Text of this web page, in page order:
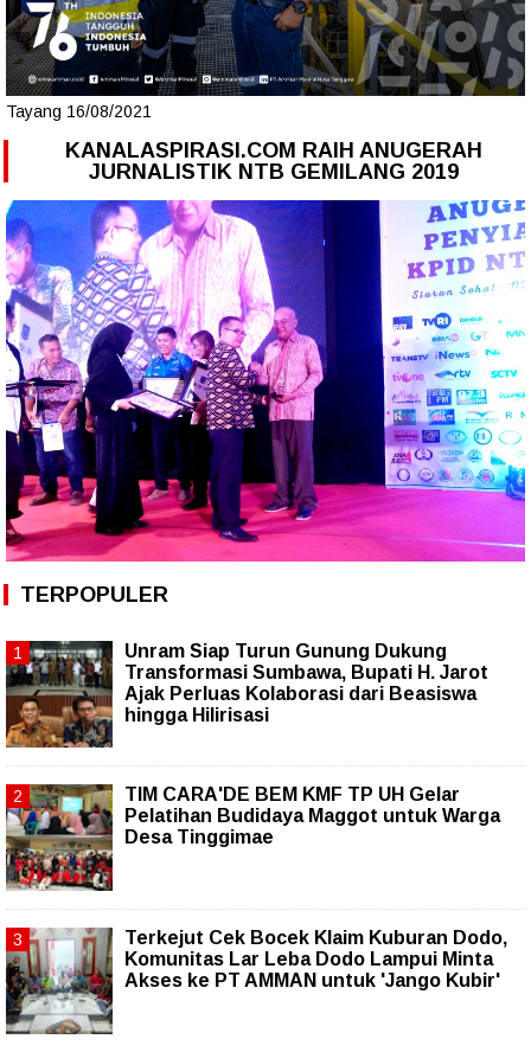
Tayang 16/08/2021
KANALASPIRASI.COM RAIH ANUGERAH
JURNALISTIK NTB GEMILANG 2019
TERPOPULER
Unram Siap Turun Gunung Dukung
Transformasi Sumbawa, Bupati H. Jarot
Ajak Perluas Kolaborasi dari Beasiswa
hingga Hilirisasi
TIM CARA'DE BEM KMF TP UH Gelar
Pelatihan Budidaya Maggot untuk Warga
Desa Tinggimae
Terkejut Cek Bocek Klaim Kuburan Dodo,
Komunitas Lar Leba Dodo Lampui Minta
Akses ke PT AMMAN untuk 'Jango Kubir'